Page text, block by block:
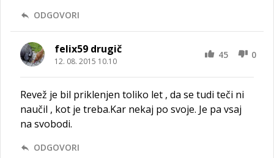
ODGOVORI
felix59 drugič
12. 08. 2015 10.10
45 0
Revež je bil priklenjen toliko let , da se tudi teči ni
naučil , kot je treba.Kar nekaj po svoje. Je pa vsaj
na svobodi.
ODGOVORI